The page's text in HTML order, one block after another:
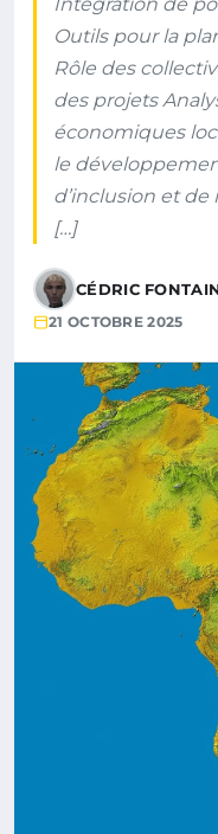
Outils pour la
Rôle des
des projets
économiques
le
d’inclusion et de
[…]
CÉDRIC
21 OCTOBRE 2025